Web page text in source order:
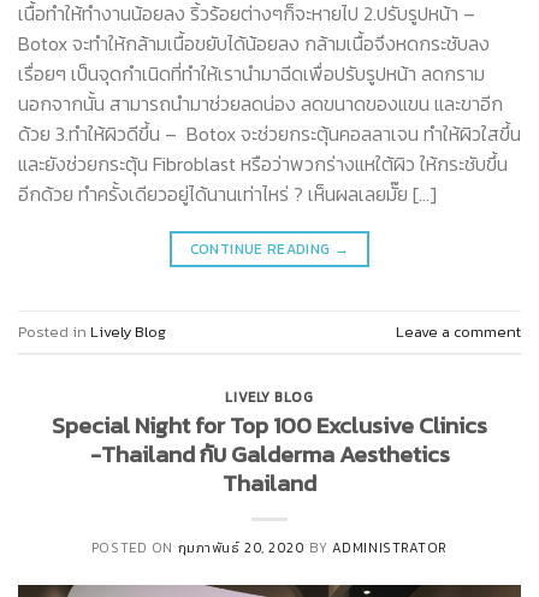
เนื้อทำให้ทำงานน้อยลง ริ้วร้อยต่างๆก็จะหายไป 2.ปรับรูปหน้า –
Botox จะทำให้กล้ามเนื้อขยับได้น้อยลง กล้ามเนื้อจึงหดกระชับลง
เรื่อยๆ เป็นจุดกำเนิดที่ทำให้เรานำมาฉีดเพื่อปรับรูปหน้า ลดกราม
นอกจากนั้น สามารถนำมาช่วยลดน่อง ลดขนาดของแขน และขาอีก
ด้วย 3.ทำให้ผิวดีขึ้น – Botox จะช่วยกระตุ้นคอลลาเจน ทำให้ผิวใสขึ้น
และยังช่วยกระตุ้น Fibroblast หรือว่าพวกร่างแหใต้ผิว ให้กระชับขึ้น
อีกด้วย ทำครั้งเดียวอยู่ได้นานเท่าไหร่ ? เห็นผลเลยมั๊ย […]
CONTINUE READING →
Posted in Lively Blog Leave a comment
LIVELY BLOG
Special Night for Top 100 Exclusive Clinics
-Thailand กับ​ Galderma​ Aesthetics​
Thailand
POSTED ON กุมภาพันธ์ 20, 2020 BY ADMINISTRATOR